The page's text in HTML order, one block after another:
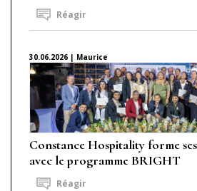
Réagir
30.06.2026 | Maurice
Constance Hospitality forme
avec le programme BRIGHT
Réagir